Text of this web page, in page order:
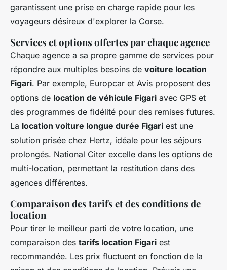
garantissent une prise en charge rapide pour les
voyageurs désireux d'explorer la Corse.
Services et options offertes par chaque agence
Chaque agence a sa propre gamme de services pour
répondre aux multiples besoins de voiture location
Figari. Par exemple, Europcar et Avis proposent des
options de location de véhicule Figari avec GPS et
des programmes de fidélité pour des remises futures.
La location voiture longue durée Figari est une
solution prisée chez Hertz, idéale pour les séjours
prolongés. National Citer excelle dans les options de
multi-location, permettant la restitution dans des
agences différentes.
Comparaison des tarifs et des conditions de
location
Pour tirer le meilleur parti de votre location, une
comparaison des tarifs location Figari est
recommandée. Les prix fluctuent en fonction de la